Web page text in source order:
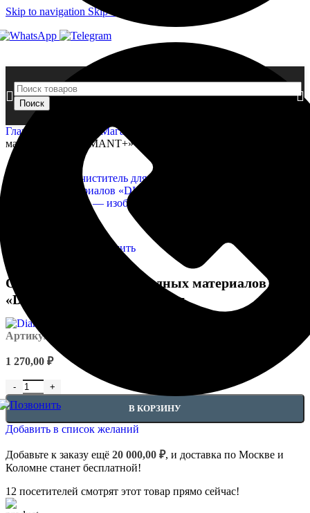
Skip to navigation Skip to main content
Поиск
Главная страница Магазин
материалов «DIAMANT+» EXTRA 500мл
Нажмите, чтобы увеличить
Очиститель для эпоксидных материалов
«DIAMANT+» EXTRA 500мл
Артикул:
1 270,00 ₽
В КОРЗИНУ
Добавить в список желаний
Добавьте к заказу ещё 20 000,00 ₽, и доставка по Москве и
Коломне станет бесплатной!
12 посетителей смотрят этот товар прямо сейчас!